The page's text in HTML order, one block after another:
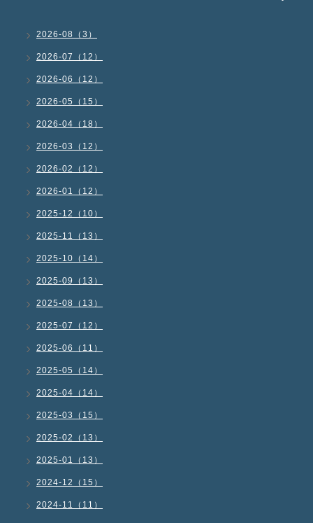
2026-08（3）
2026-07（12）
2026-06（12）
2026-05（15）
2026-04（18）
2026-03（12）
2026-02（12）
2026-01（12）
2025-12（10）
2025-11（13）
2025-10（14）
2025-09（13）
2025-08（13）
2025-07（12）
2025-06（11）
2025-05（14）
2025-04（14）
2025-03（15）
2025-02（13）
2025-01（13）
2024-12（15）
2024-11（11）